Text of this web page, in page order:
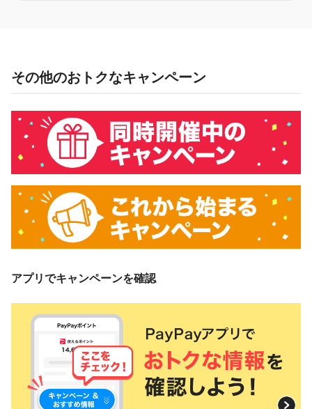
キャンペーン期間中、対象ストアで、PayPay残高でお支払い
をしていただいた方に対し、下表のとおり後日PayPayボーナ
スを付与します。
PayPay残高 5％付与
付与上限 5,000円相当／回および期間
対象の支払方法
本キャンペーンの対象のお支払方法は、PayPay残高で、その
他のお支払方法は対象外です。
その他のおトクなキャンペーン
アプリでキャンペーンを確認